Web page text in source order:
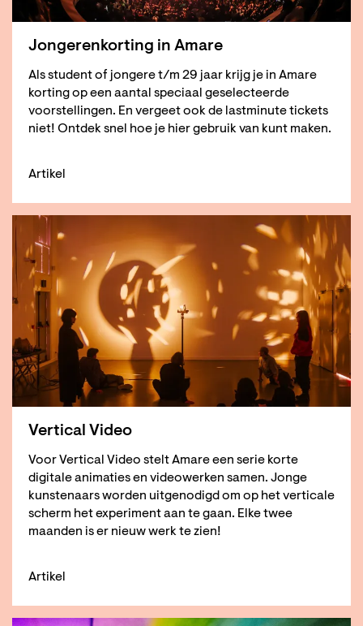
Jongerenkorting in Amare
Als student of jongere t/m 29 jaar krijg je in Amare
korting op een aantal speciaal geselecteerde
voorstellingen. En vergeet ook de lastminute tickets
niet! Ontdek snel hoe je hier gebruik van kunt maken.
Artikel
Vertical Video
Voor Vertical Video stelt Amare een serie korte
digitale animaties en videowerken samen. Jonge
kunstenaars worden uitgenodigd om op het verticale
scherm het experiment aan te gaan. Elke twee
maanden is er nieuw werk te zien!
Artikel